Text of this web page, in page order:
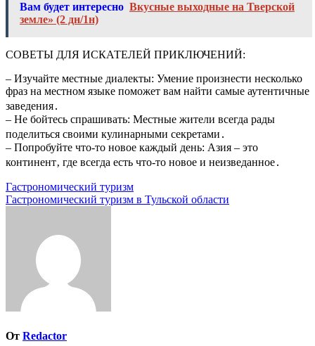
Вам будет интересно Вкусные выходные на Тверской
земле» (2 дн/1н)
СОВЕТЫ ДЛЯ ИСКАТЕЛЕЙ ПРИКЛЮЧЕНИЙ:
– Изучайте местные диалекты: Умение произнести несколько
фраз на местном языке поможет вам найти самые аутентичные
заведения․
– Не бойтесь спрашивать: Местные жители всегда рады
поделиться своими кулинарными секретами․
– Попробуйте что-то новое каждый день: Азия – это
континент‚ где всегда есть что-то новое и неизведанное․
Навигация
по
Гастрономический туризм
Гастрономический туризм в Тульской области
От Redactor